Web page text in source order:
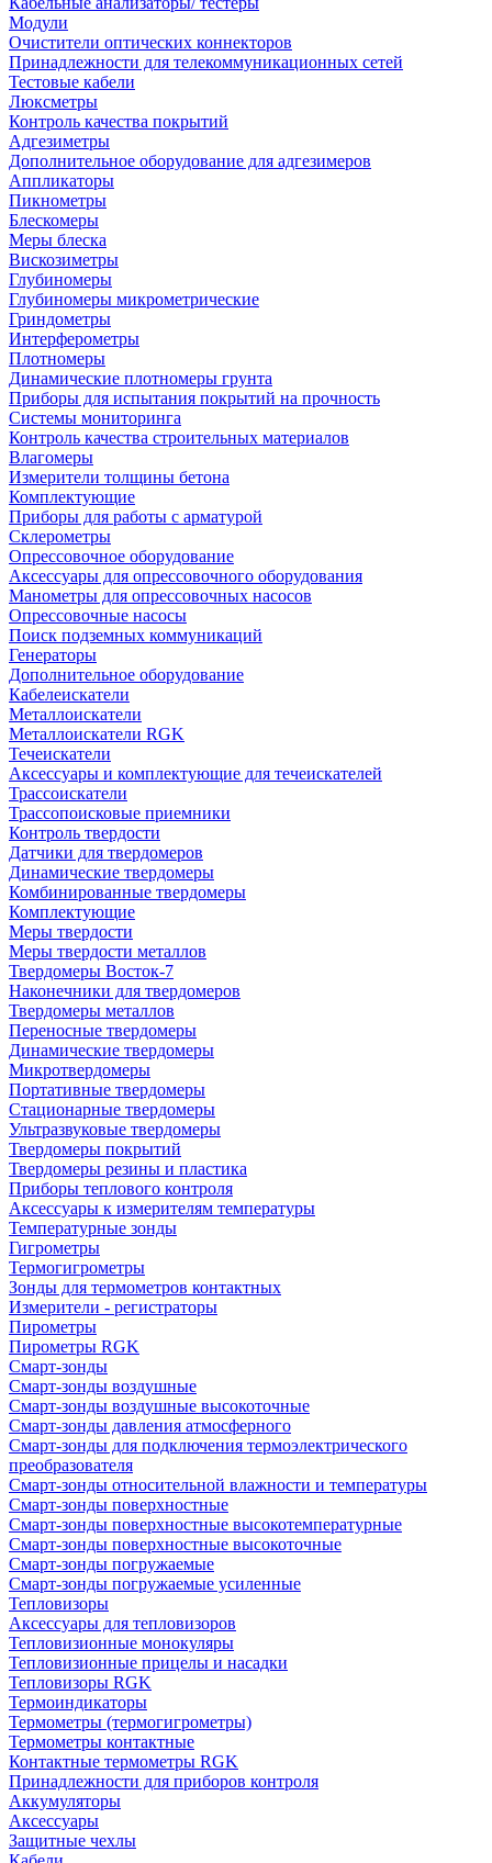
Модули
Очистители оптических коннекторов
Принадлежности для телекоммуникационных сетей
Тестовые кабели
Люксметры
Контроль качества покрытий
Адгезиметры
Дополнительное оборудование для адгезимеров
Аппликаторы
Пикнометры
Блескомеры
Меры блеска
Вискозиметры
Глубиномеры
Глубиномеры микрометрические
Гриндометры
Интерферометры
Плотномеры
Динамические плотномеры грунта
Приборы для испытания покрытий на прочность
Системы мониторинга
Контроль качества строительных материалов
Влагомеры
Измерители толщины бетона
Комплектующие
Приборы для работы с арматурой
Склерометры
Опрессовочное оборудование
Аксессуары для опрессовочного оборудования
Манометры для опрессовочных насосов
Опрессовочные насосы
Поиск подземных коммуникаций
Генераторы
Дополнительное оборудование
Кабелеискатели
Металлоискатели
Металлоискатели RGK
Течеискатели
Аксессуары и комплектующие для течеискателей
Трассоискатели
Трассопоисковые приемники
Контроль твердости
Датчики для твердомеров
Динамические твердомеры
Комбинированные твердомеры
Комплектующие
Меры твердости
Меры твердости металлов
Твердомеры Восток-7
Наконечники для твердомеров
Твердомеры металлов
Переносные твердомеры
Динамические твердомеры
Микротвердомеры
Портативные твердомеры
Стационарные твердомеры
Ультразвуковые твердомеры
Твердомеры покрытий
Твердомеры резины и пластика
Приборы теплового контроля
Аксессуары к измерителям температуры
Температурные зонды
Гигрометры
Термогигрометры
Зонды для термометров контактных
Измерители - регистраторы
Пирометры
Пирометры RGK
Смарт-зонды
Смарт-зонды воздушные
Смарт-зонды воздушные высокоточные
Смарт-зонды давления атмосферного
Смарт-зонды для подключения термоэлектрического
преобразователя
Смарт-зонды относительной влажности и температуры
Смарт-зонды поверхностные
Смарт-зонды поверхностные высокотемпературные
Смарт-зонды поверхностные высокоточные
Смарт-зонды погружаемые
Смарт-зонды погружаемые усиленные
Тепловизоры
Аксессуары для тепловизоров
Тепловизионные монокуляры
Тепловизионные прицелы и насадки
Тепловизоры RGK
Термоиндикаторы
Термометры (термогигрометры)
Термометры контактные
Контактные термометры RGK
Принадлежности для приборов контроля
Аккумуляторы
Аксессуары
Защитные чехлы